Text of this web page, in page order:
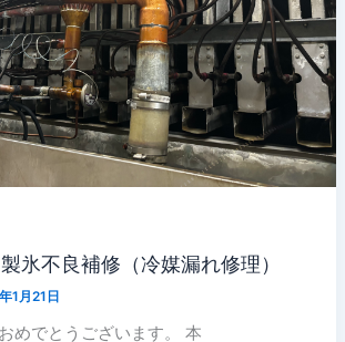
氷不良補修（冷媒漏れ修理）
1月21日
めでとうございます。 本